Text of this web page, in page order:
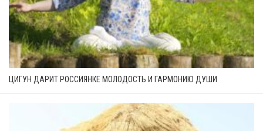
ЦИГУН ДАРИТ РОССИЯНКЕ МОЛОДОСТЬ И ГАРМОНИЮ ДУШИ